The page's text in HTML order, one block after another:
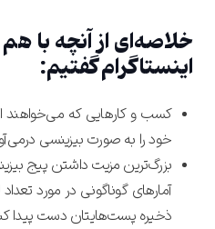
خلاصه‌ای از آنچه با
اینستاگرام گفتیم:
کسب و کارهایی که می‌خواهند از
خود را به صورت بیزینسی
بزرگ‌ترین مزیت داشتن پیج
آمارهای گوناگونی در مورد
ذخیره پست‌هایتان دست پیدا